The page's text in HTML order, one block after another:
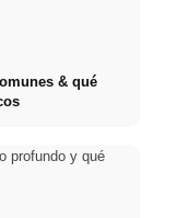
& qué